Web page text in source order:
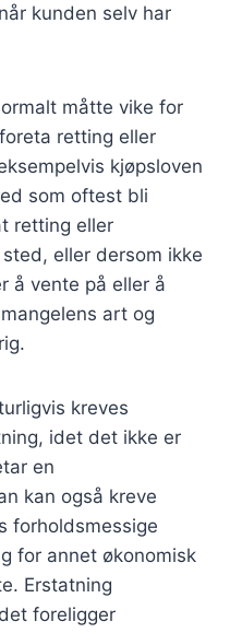
kunden selv har
måtte vike for
retting eller
kjøpsloven
som oftest bli
retting eller
eller dersom ikke
å vente på eller å
art og
kreves
idet det ikke er
en
kan også kreve
forholdsmessige
for annet økonomisk
Erstatning
foreligger